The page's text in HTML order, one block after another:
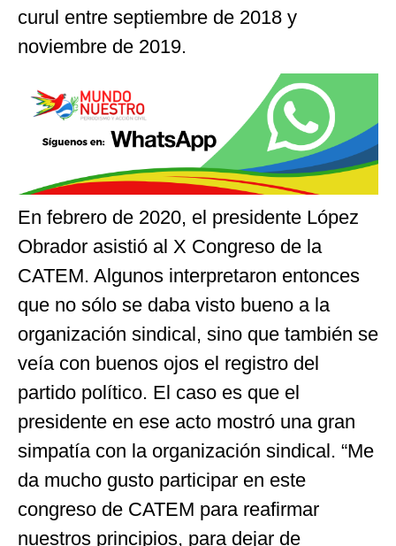
curul entre septiembre de 2018 y
noviembre de 2019.
En febrero de 2020, el presidente López
Obrador asistió al X Congreso de la
CATEM. Algunos interpretaron entonces
que no sólo se daba visto bueno a la
organización sindical, sino que también se
veía con buenos ojos el registro del
partido político. El caso es que el
presidente en ese acto mostró una gran
simpatía con la organización sindical. “Me
da mucho gusto participar en este
congreso de CATEM para reafirmar
nuestros principios, para dejar de